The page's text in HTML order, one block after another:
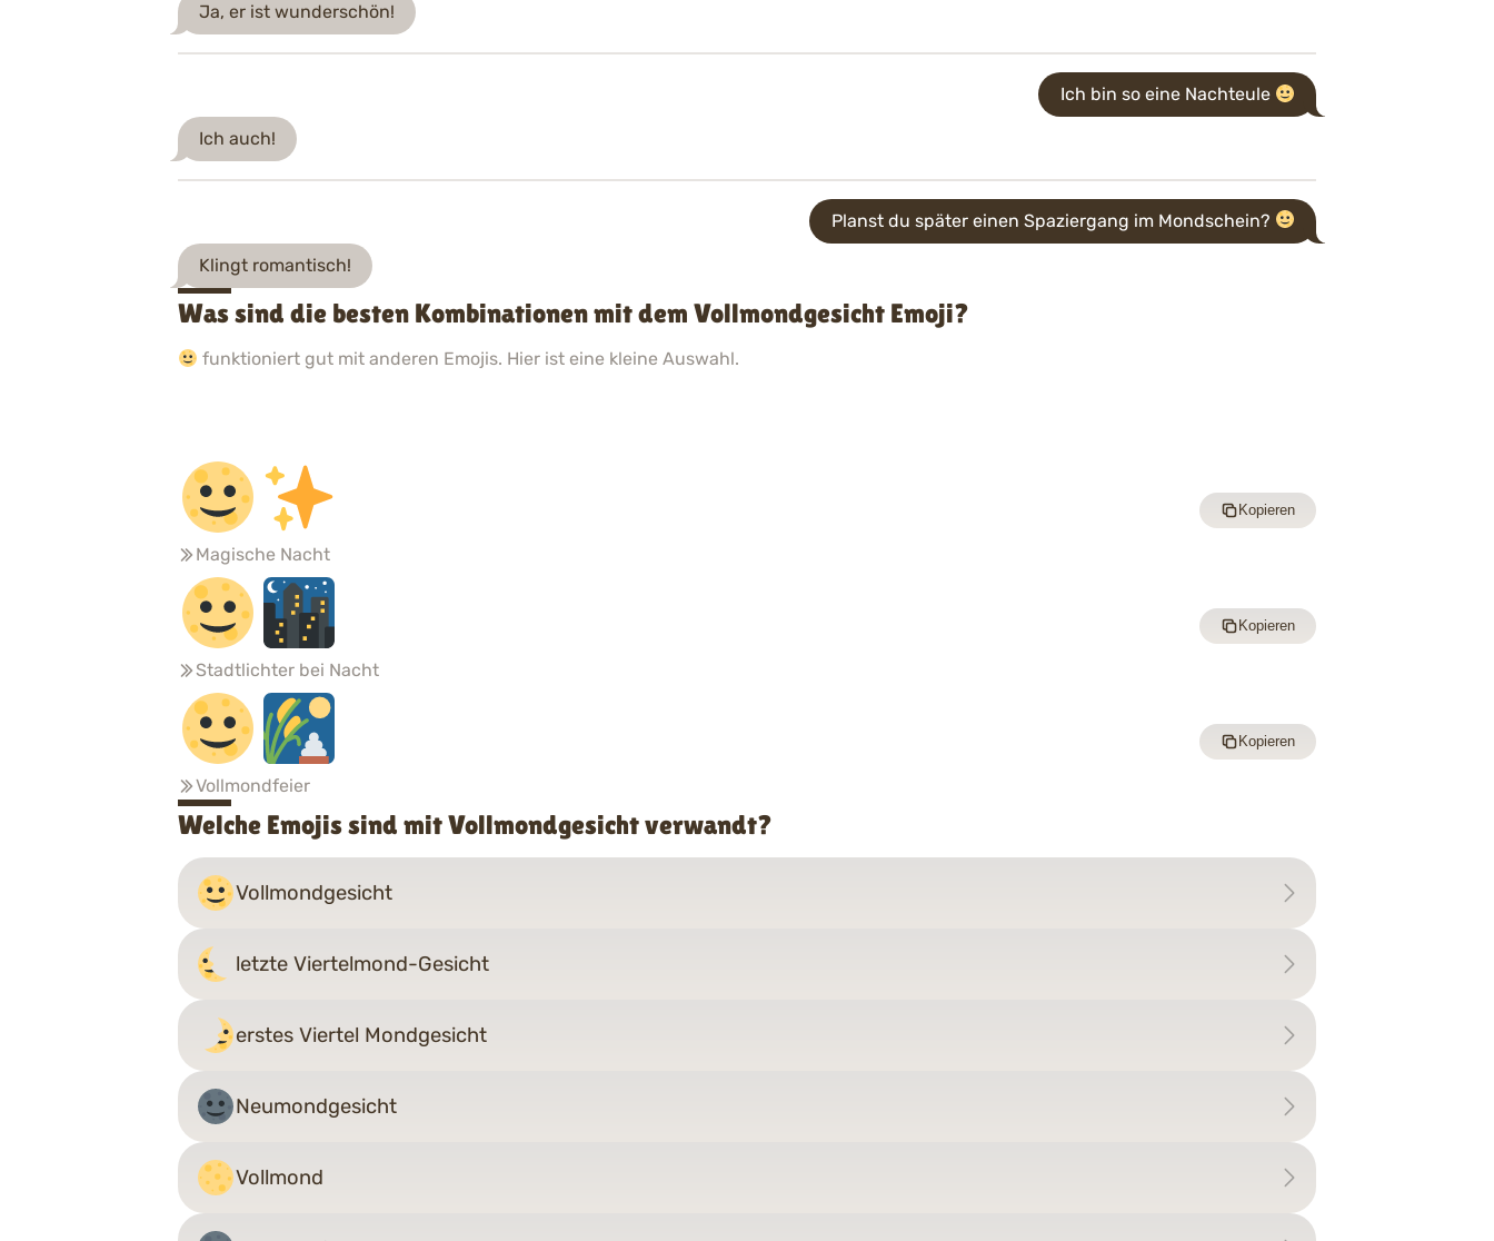
Ja, er ist wunderschön!
Ich bin so eine Nachteule
Ich auch!
Planst du später einen Spaziergang im Mondschein?
Klingt romantisch!
Was sind die besten Kombinationen mit dem Vollmondgesicht Emoji?
funktioniert gut mit anderen Emojis. Hier ist eine kleine Auswahl.
Magische Nacht
Kopieren
Stadtlichter bei Nacht
Kopieren
Vollmondfeier
Kopieren
Welche Emojis sind mit Vollmondgesicht verwandt?
Vollmondgesicht
letzte Viertelmond-Gesicht
erstes Viertel Mondgesicht
Neumondgesicht
Vollmond